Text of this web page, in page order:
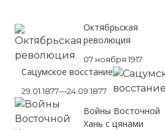
Октябрьская
революция
07 ноября 1917
Сацумское восстание
29.01.1877—24.09.1877
Войны Восточной
Хань с цянами